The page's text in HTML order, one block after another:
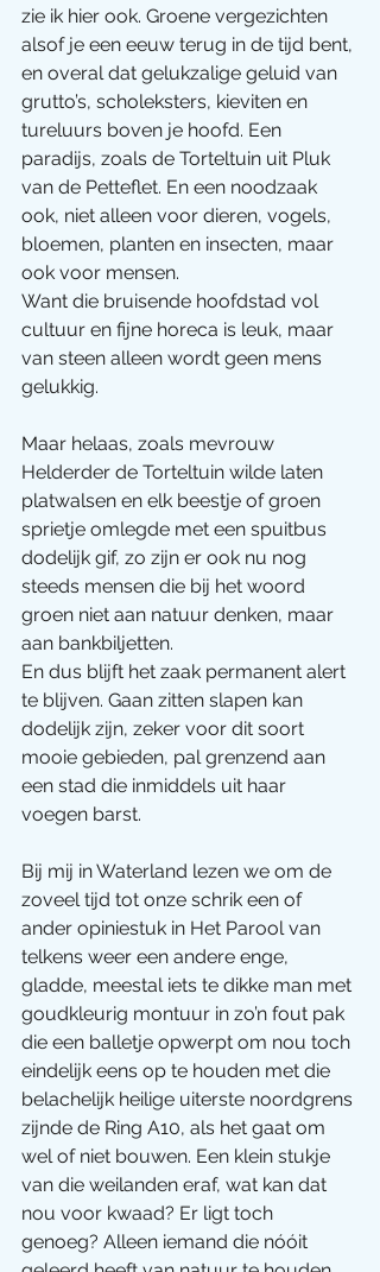
zie ik hier ook. Groene vergezichten
alsof je een eeuw terug in de tijd bent,
en overal dat gelukzalige geluid van
grutto’s, scholeksters, kieviten en
tureluurs boven je hoofd. Een
paradijs, zoals de Torteltuin uit Pluk
van de Petteflet. En een noodzaak
ook, niet alleen voor dieren, vogels,
bloemen, planten en insecten, maar
ook voor mensen.
Want die bruisende hoofdstad vol
cultuur en fijne horeca is leuk, maar
van steen alleen wordt geen mens
gelukkig.
Maar helaas, zoals mevrouw
Helderder de Torteltuin wilde laten
platwalsen en elk beestje of groen
sprietje omlegde met een spuitbus
dodelijk gif, zo zijn er ook nu nog
steeds mensen die bij het woord
groen niet aan natuur denken, maar
aan bankbiljetten.
En dus blijft het zaak permanent alert
te blijven. Gaan zitten slapen kan
dodelijk zijn, zeker voor dit soort
mooie gebieden, pal grenzend aan
een stad die inmiddels uit haar
voegen barst.
Bij mij in Waterland lezen we om de
zoveel tijd tot onze schrik een of
ander opiniestuk in Het Parool van
telkens weer een andere enge,
gladde, meestal iets te dikke man met
goudkleurig montuur in zo’n fout pak
die een balletje opwerpt om nou toch
eindelijk eens op te houden met die
belachelijk heilige uiterste noordgrens
zijnde de Ring A10, als het gaat om
wel of niet bouwen. Een klein stukje
van die weilanden eraf, wat kan dat
nou voor kwaad? Er ligt toch
genoeg? Alleen iemand die nóóit